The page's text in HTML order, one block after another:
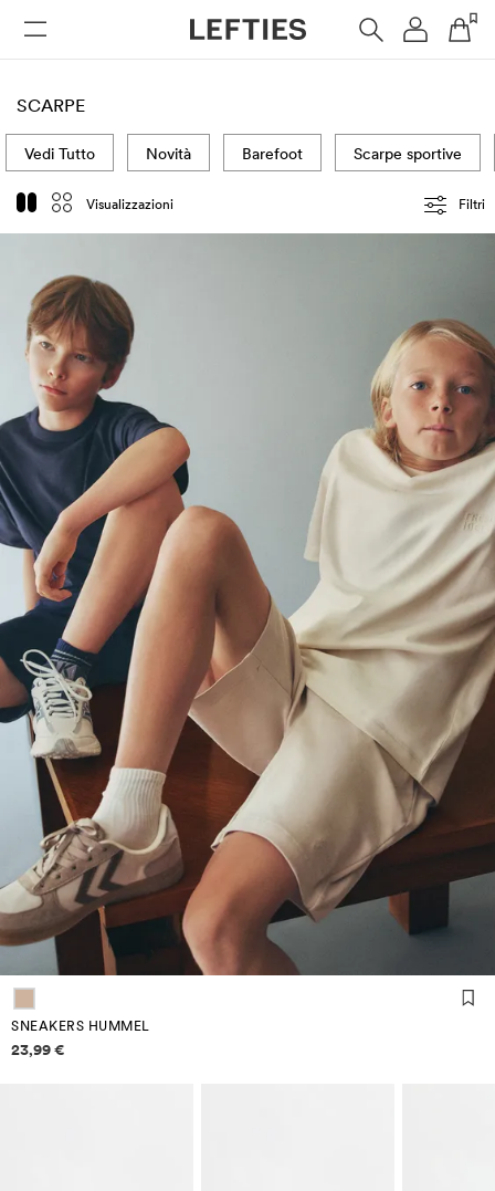
SCARPE
Visualizzazioni Filtri
Vedi Tutto Novità Barefoot Scarpe sportive
SNEAKERS HUMMEL
Informazioni sui prezzi
23,99 €